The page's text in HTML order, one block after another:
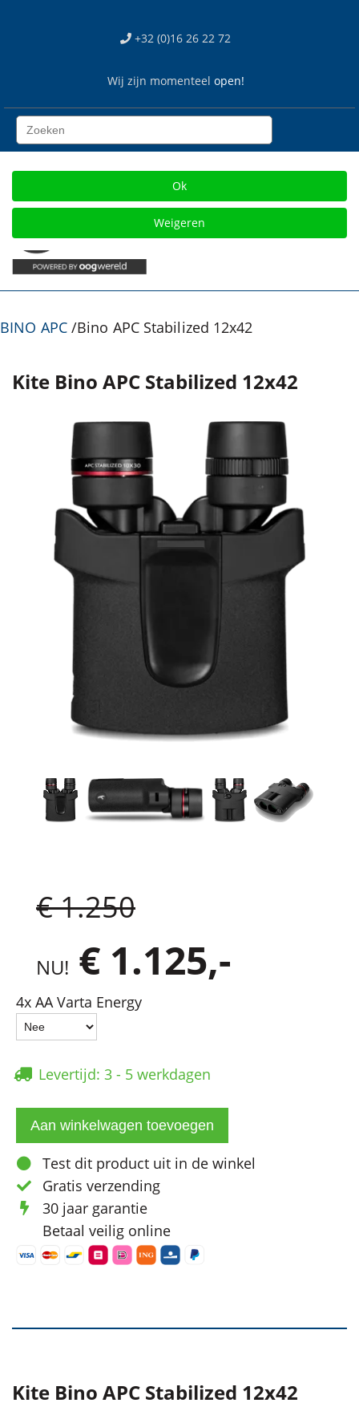
+32 (0)16 26 22 72
Wij zijn momenteel open!
Gratis verzending vanaf € 75
BINO APC/Bino APC Stabilized 12x42
Kite Bino APC Stabilized 12x42
€ 1.250
NU! € 1.125,-
4x AA Varta Energy
Levertijd: 3 - 5 werkdagen
Test dit product uit in de winkel
Gratis verzending
30 jaar garantie
Betaal veilig online
Kite Bino APC Stabilized 12x42
anderen ons helpen om de site en gebruikerservaring te
cookies wil toestaan of niet. Let op dat als u onze cookies
weigert mogelijk niet alle functies van de site beschikbaar
zijn.
Ok
Weigeren